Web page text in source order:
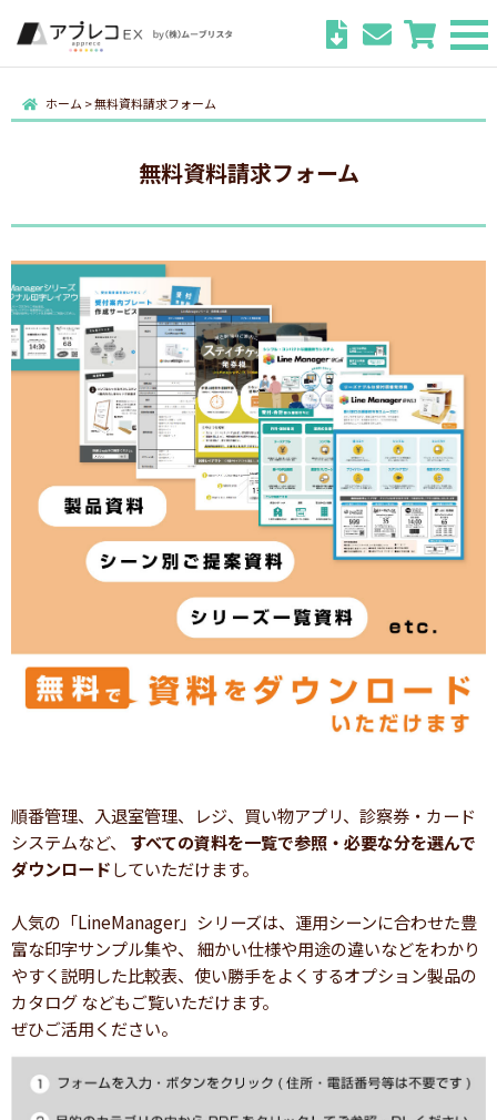
ホーム >無料資料請求フォーム
無料資料請求フォーム
順番管理、入退室管理、レジ、買い物アプリ、診察券・カード
システムなど、 すべての資料を一覧で参照・必要な分を選んで
ダウンロードしていただけます。
人気の「LineManager」シリーズは、運用シーンに合わせた豊
富な印字サンプル集や、 細かい仕様や用途の違いなどをわかり
やすく説明した比較表、使い勝手をよくするオプション製品の
カタログ などもご覧いただけます。
ぜひご活用ください。